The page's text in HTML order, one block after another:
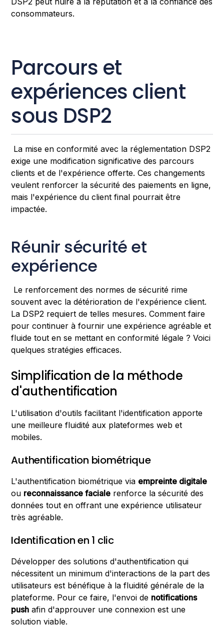
consommateurs.
Parcours et
expériences client
sous DSP2
La mise en conformité avec la réglementation DSP2
exige une modification significative des parcours
clients et de l'expérience offerte. Ces changements
veulent renforcer la sécurité des paiements en ligne,
mais l'expérience du client final pourrait être
impactée.
Réunir sécurité et
expérience
Le renforcement des normes de sécurité rime
souvent avec la détérioration de l'expérience client.
La DSP2 requiert de telles mesures. Comment faire
pour continuer à fournir une expérience agréable et
fluide tout en se mettant en conformité légale ? Voici
quelques stratégies efficaces.
Simplification de la méthode
d'authentification
L'utilisation d'outils facilitant l'identification apporte
une meilleure fluidité aux plateformes web et
mobiles.
Authentification biométrique
L'authentification biométrique via empreinte digitale
ou reconnaissance faciale renforce la sécurité des
données tout en offrant une expérience utilisateur
très agréable.
Identification en 1 clic
Développer des solutions d'authentification qui
nécessitent un minimum d'interactions de la part des
utilisateurs est bénéfique à la fluidité générale de la
plateforme. Pour ce faire, l'envoi de notifications
push afin d'approuver une connexion est une
solution viable.